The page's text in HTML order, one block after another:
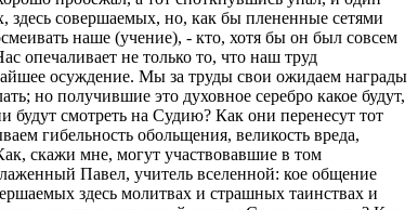
здесь совершаемых, но, как бы плененные сетями
наше (учение), - кто, хотя бы он был совсем
опечаливает не только то, что наш труд
осуждение. Мы за труды свои ожидаем награды
но получившие это духовное серебро какое будут,
будут смотреть на Судию? Как они перенесут тот
гибельность обольщения, великость вреда,
скажи мне, могут участвовавшие в том
Павел, учитель вселенной: кое общение
здесь молитвах и страшных таинствах и